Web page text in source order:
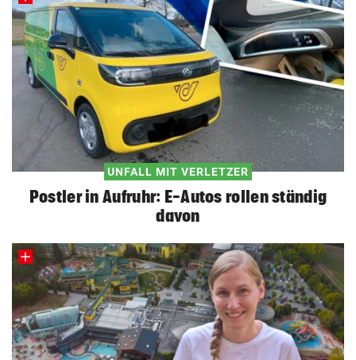
UNFALL MIT VERLETZER
Postler in Aufruhr: E-Autos rollen ständig
davon